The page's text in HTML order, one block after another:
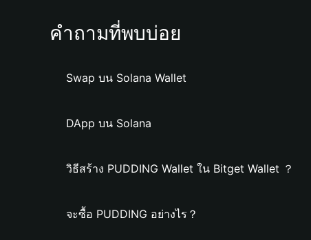
คำถามที่พบบ่อย
Swap บน Solana Wallet
DApp บน Solana
วิธีสร้าง PUDDING Wallet ใน Bitget Wallet ？
จะซื้อ PUDDING อย่างไร？